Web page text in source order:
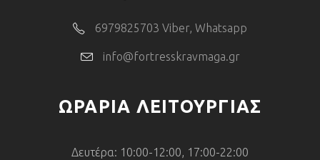
6979825703 Viber, Whatsapp
info@fortresskravmaga.gr
ΩΡΑΡΙΑ ΛΕΙΤΟΥΡΓΙΑΣ
Δευτέρα: 10:00-12:00, 17:00-22:00